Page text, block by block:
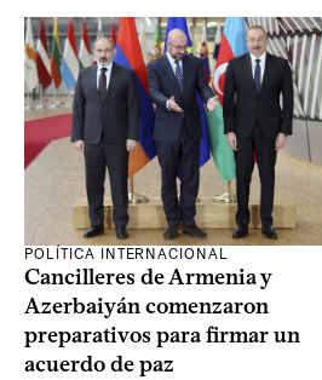
POLÍTICA INTERNACIONAL
Cancilleres de Armenia y
Azerbaiyán comenzaron
preparativos para firmar un
acuerdo de paz